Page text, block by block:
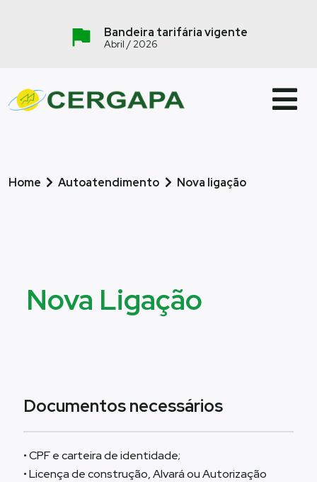
Bandeira tarifária vigente
Abril / 2026
Home Autoatendimento Nova ligação
Nova Ligação
Documentos necessários
• CPF e carteira de identidade;
• Licença de construção, Alvará ou Autorização